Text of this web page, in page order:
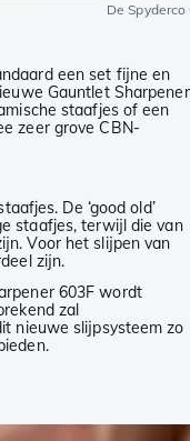
De
een set fijne en
Gauntlet Sharpener
staafjes of een
zeer grove CBN-
De ‘good old’
staafjes, terwijl die van
Voor het slijpen van
zijn.
603F wordt
zal
nieuwe slijpsysteem zo